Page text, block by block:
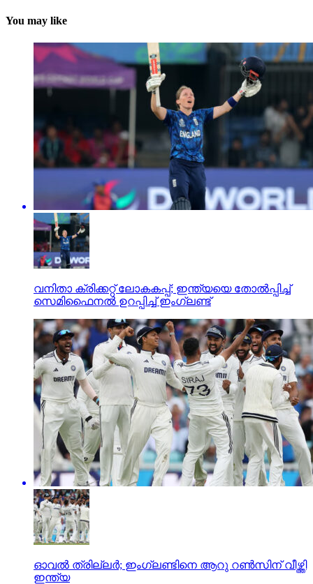
You may like
വനിതാ ക്രിക്കറ്റ് ലോകകപ്പ്; ഇന്ത്യയെ തോല്‍പ്പിച്ച്
സെമിഫൈനല്‍ ഉറപ്പിച്ച് ഇംഗ്ലണ്ട്
ഓവല്‍ ത്രില്ലര്‍; ഇംഗ്ലണ്ടിനെ ആറു റണ്‍സിന് വീഴ്ത്തി
ഇന്ത്യ